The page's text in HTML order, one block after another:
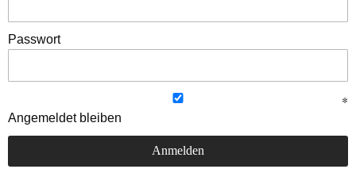
Passwort
Angemeldet bleiben